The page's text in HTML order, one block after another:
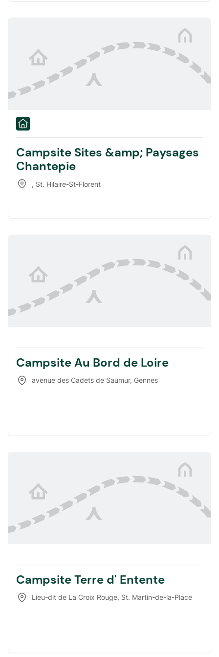
Campsite Sites &amp; Paysages
Chantepie
, St. Hilaire-St-Florent
Campsite Au Bord de Loire
avenue des Cadets de Saumur, Gennes
Campsite Terre d' Entente
Lieu-dit de La Croix Rouge, St. Martin-de-la-Place